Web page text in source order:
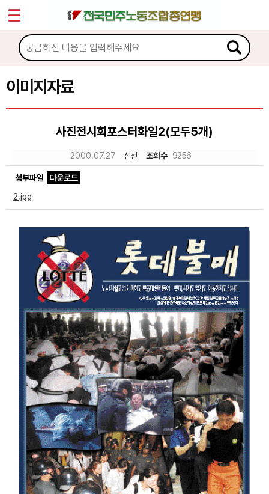
이미지자료
사진전시회포스터화일2(모두5개)
2000.07.27 선전 조회수 9256
첨부파일
다운로드
2.jpg
마이페이지
소개
소식
문서자료
미디어자료
카드뉴스
부설기관
업무
Sketchbook5, 스케치북5
Sketchbook5, 스케치북5